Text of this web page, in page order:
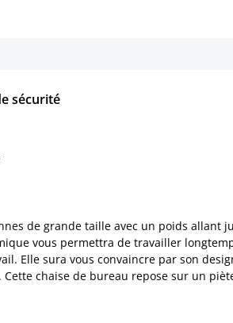
sécurité
de grande taille avec un poids allant
vous permettra de travailler
Elle sura vous convaincre par son
chaise de bureau repose sur un